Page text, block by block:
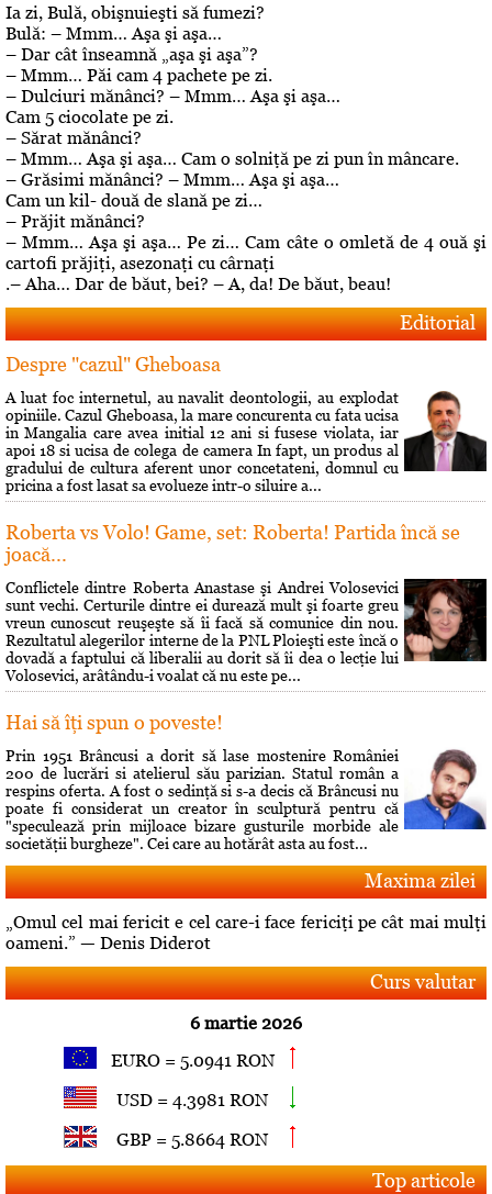
Ia zi, Bulă, obişnuieşti să fumezi?
Bulă: – Mmm… Aşa şi aşa…
– Dar cât înseamnă „aşa şi aşa”?
– Mmm… Păi cam 4 pachete pe zi.
– Dulciuri mănânci? – Mmm… Aşa şi aşa…
Cam 5 ciocolate pe zi.
– Sărat mănânci?
– Mmm… Aşa şi aşa… Cam o solniţă pe zi pun în mâncare.
– Grăsimi mănânci? – Mmm… Aşa şi aşa…
Cam un kil- două de slană pe zi…
– Prăjit mănânci?
– Mmm… Aşa şi aşa… Pe zi… Cam câte o omletă de 4 ouă şi
cartofi prăjiţi, asezonaţi cu cârnaţi
.– Aha… Dar de băut, bei? – A, da! De băut, beau!
Editorial
Despre "cazul" Gheboasa
A luat foc internetul, au navalit deontologii, au explodat
opiniile. Cazul Gheboasa, la mare concurenta cu fata ucisa
in Mangalia care avea initial 12 ani si fusese violata, iar
apoi 18 si ucisa de colega de camera In fapt, un produs al
gradului de cultura aferent unor concetateni, domnul cu
pricina a fost lasat sa evolueze intr-o siluire a...
Roberta vs Volo! Game, set: Roberta! Partida încă se
joacă...
Conflictele dintre Roberta Anastase şi Andrei Volosevici
sunt vechi. Certurile dintre ei durează mult şi foarte greu
vreun cunoscut reuşeşte să îi facă să comunice din nou.
Rezultatul alegerilor interne de la PNL Ploieşti este încă o
dovadă a faptului că liberalii au dorit să îi dea o lecţie lui
Volosevici, arâtându-i voalat că nu este pe...
Hai să îţi spun o poveste!
Prin 1951 Brâncusi a dorit să lase mostenire României
200 de lucrări si atelierul său parizian. Statul român a
respins oferta. A fost o sedinţă si s-a decis că Brâncusi nu
poate fi considerat un creator în sculptură pentru că
"speculează prin mijloace bizare gusturile morbide ale
societăţii burgheze". Cei care au hotărât asta au fost...
Maxima zilei
„Omul cel mai fericit e cel care-i face fericiţi pe cât mai mulţi
oameni.” — Denis Diderot
Curs valutar
6 martie 2026
EURO = 5.0941 RON
USD = 4.3981 RON
GBP = 5.8664 RON
Top articole